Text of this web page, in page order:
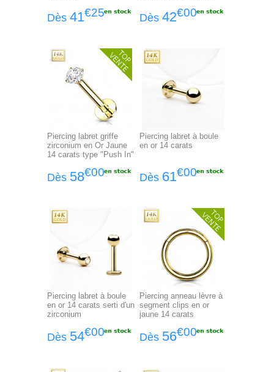
Dès 41€25 Dès 42€00
Piercing labret griffe
zirconium en Or Jaune
14 carats type "Push In"
Dès 58€00
Piercing labret à boule
en or 14 carats
Dès 61€00
Piercing labret à boule
en or 14 carats serti d'un
zirconium
Dès 54€00
Piercing anneau lèvre à
segment clips en or
jaune 14 carats
Dès 56€00